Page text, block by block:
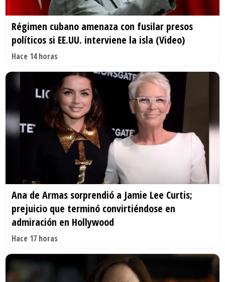
Régimen cubano amenaza con fusilar presos
políticos si EE.UU. interviene la isla (Video)
Hace 14 horas
Ana de Armas sorprendió a Jamie Lee Curtis;
prejuicio que terminó convirtiéndose en
admiración en Hollywood
Hace 17 horas